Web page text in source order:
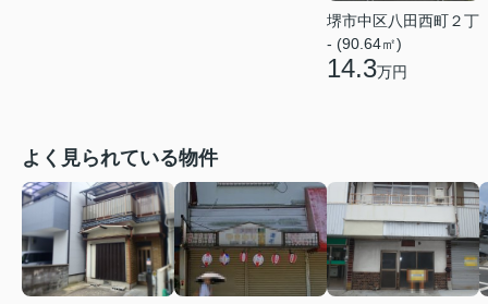
堺市中区八田西町２丁
- (90.64㎡)
14.3万円
よく見られている物件